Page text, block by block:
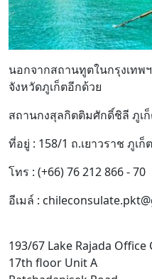
นอกจากสถานทูตในกรุงเทพ
จังหวัดภูเก็ตอีกด้วย
สถานกงสุลกิตติมศักดิ์ชิลี ภูเก็
ที่อยู่ : 158/1 ถ.เยาวราช ภูเก็
โทร : (+66) 76 212 866 - 70
อีเมล์ :
193/67 Lake Rajada Office
17th floor Unit A